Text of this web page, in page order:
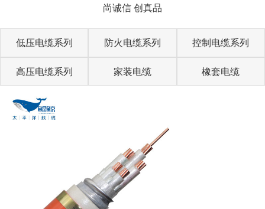
尚诚信 创真品
低压电缆系列 防火电缆系列 控制电缆系列
高压电缆系列 家装电缆 橡套电缆